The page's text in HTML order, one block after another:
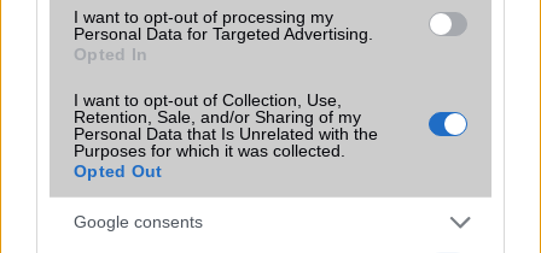
I want to opt-out of processing my
Personal Data for Targeted Advertising.
Opted In
I want to opt-out of Collection, Use,
Retention, Sale, and/or Sharing of my
Personal Data that Is Unrelated with the
Purposes for which it was collected.
Opted Out
Google consents
Az Edge Panel az egyik leghasznosabb funkció, amely
jelentősen felgyorsítja a mindennapi használatot,
miközben a Pixel telefonokból továbbra is hiányzik.
KAPCSOLÓDÓ HÍREK